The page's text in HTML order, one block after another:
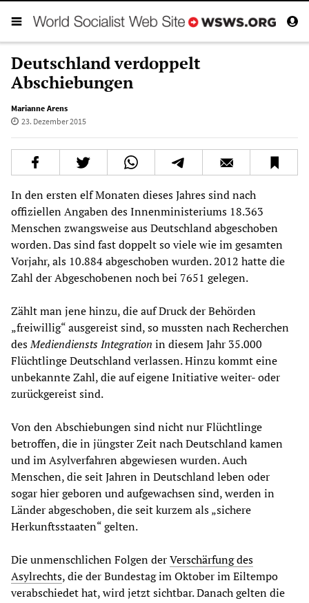
Deutschland verdoppelt
Abschiebungen
Marianne Arens
23. Dezember 2015
In den ersten elf Monaten dieses Jahres sind nach
offiziellen Angaben des Innenministeriums 18.363
Menschen zwangsweise aus Deutschland abgeschoben
worden. Das sind fast doppelt so viele wie im gesamten
Vorjahr, als 10.884 abgeschoben wurden. 2012 hatte die
Zahl der Abgeschobenen noch bei 7651 gelegen.
Zählt man jene hinzu, die auf Druck der Behörden
„freiwillig“ ausgereist sind, so mussten nach Recherchen
desMediendiensts Integration in diesem Jahr 35.000
Flüchtlinge Deutschland verlassen. Hinzu kommt eine
unbekannte Zahl, die auf eigene Initiative weiter- oder
zurückgereist sind.
Von den Abschiebungen sind nicht nur Flüchtlinge
betroffen, die in jüngster Zeit nach Deutschland kamen
und im Asylverfahren abgewiesen wurden. Auch
Menschen, die seit Jahren in Deutschland leben oder
sogar hier geboren und aufgewachsen sind, werden in
Länder abgeschoben, die seit kurzem als „sichere
Herkunftsstaaten“ gelten.
Die unmenschlichen Folgen derVerschärfung des
Asylrechts, die der Bundestag im Oktober im Eiltempo
verabschiedet hat, wird jetzt sichtbar. Danach gelten die